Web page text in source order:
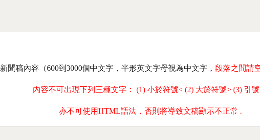
新聞稿內容（600到3000個中文字，半形英文字母視為中文字， 段落之間請
內容不可出現下列三種文字： (1) 小於符號< (2) 大於符號> (3) 引
亦不可使用HTML語法，否則將導致文稿顯示不正常 .